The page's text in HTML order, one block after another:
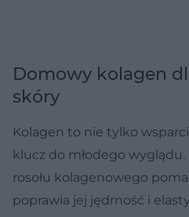
Domowy kolagen
skóry
Kolagen to nie tylko
klucz do młodego
rosołu kolagenowego
poprawia jej jędrność i